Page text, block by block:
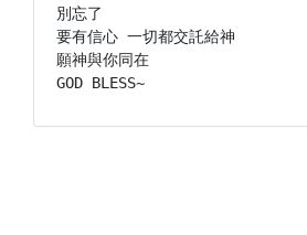
別忘了
要有信心 一切都交託給神
願神與你同在
GOD BLESS~